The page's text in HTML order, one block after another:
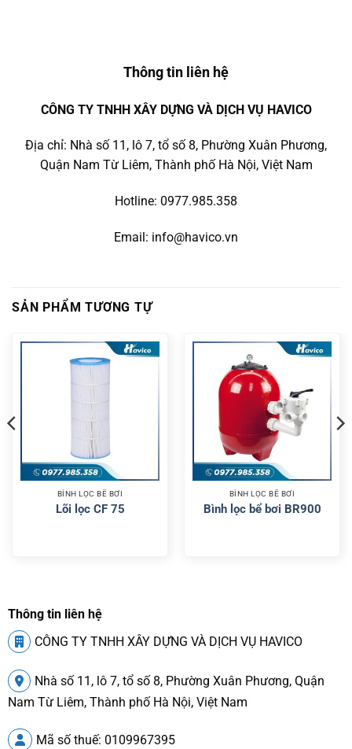
Thông tin liên hệ
CÔNG TY TNHH XÂY DỰNG VÀ DỊCH VỤ HAVICO
Địa chỉ: Nhà số 11, lô 7, tổ số 8, Phường Xuân Phương,
Quận Nam Từ Liêm, Thành phố Hà Nội, Việt Nam
Hotline: 0977.985.358
Email: info@havico.vn
SẢN PHẨM TƯƠNG TỰ
BÌNH LỌC BỂ BƠI
Lõi lọc CF 75
BÌNH LỌC BỂ BƠI
Bình lọc bể bơi BR900
Thông tin liên hệ
CÔNG TY TNHH XÂY DỰNG VÀ DỊCH VỤ HAVICO
Nhà số 11, lô 7, tổ số 8, Phường Xuân Phương, Quận
Nam Từ Liêm, Thành phố Hà Nội, Việt Nam
Mã số thuế: 0109967395